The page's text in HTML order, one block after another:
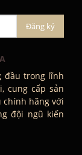
đầu trong lĩnh
cung cấp sản
chính hãng với
đội ngũ kiến